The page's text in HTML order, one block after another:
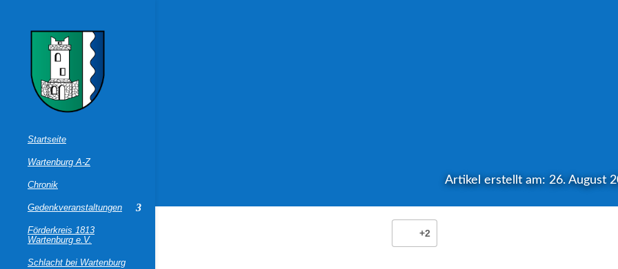
Startseite
Wartenburg A-Z
Chronik
Gedenkveranstaltungen
Förderkreis 1813
Wartenburg e.V.
Schlacht bei Wartenburg
Artikel erstellt am: 26. August
+2